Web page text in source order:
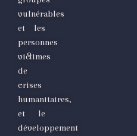
vulnérables
et les
personnes
victimes
de
crises
humanitaires,
et le
développement